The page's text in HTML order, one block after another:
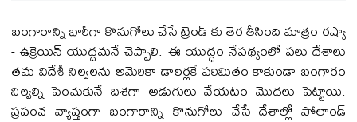
బంగారాన్ని భారీగా కొనుగోలు చేసే ట్రెండ్ కు తెర తీసింది మాత్రం రష్యా
- ఉక్రెయిన్ యుద్దమనే చెప్పాలి. ఈ యుద్ధం నేపథ్యంలో పలు దేశాలు
తమ విదేశీ నిల్వలను అమెరికా డాలర్లకే పరిమితం కాకుండా బంగారం
నిల్వల్ని పెంచుకునే దిశగా అడుగులు వేయటం మొదలు పెట్టాయి.
ప్రపంచ వ్యాప్తంగా బంగారాన్ని కొనుగోలు చేసే దేశాల్లో పోలాండ్